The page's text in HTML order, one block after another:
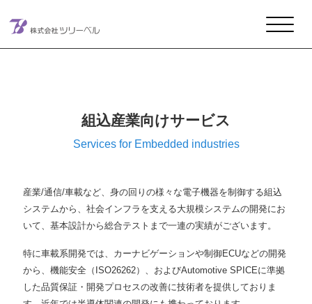
メインナビゲーション
組込産業向けサービス
Services for Embedded industries
産業/通信/車載など、身の回りの様々な電子機器を制御する組込
システムから、社会インフラを支える大規模システムの開発にお
いて、基本設計から総合テストまで一連の実績がございます。
特に車載系開発では、カーナビゲーションや制御ECUなどの開発
から、機能安全（ISO26262）、およびAutomotive SPICEに準拠
した品質保証・開発プロセスの改善に技術者を提供しておりま